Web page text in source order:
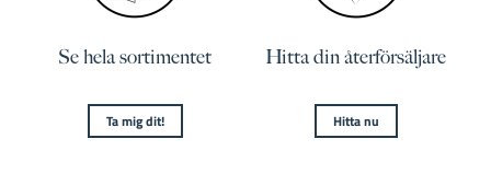
Se hela sortimentet
Ta mig dit!
Hitta din återförsäljare
Hitta nu